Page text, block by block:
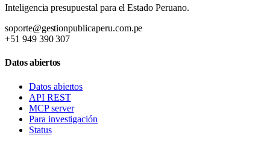
Inteligencia presupuestal para el Estado Peruano.
soporte@gestionpublicaperu.com.pe
+51 949 390 307
Datos abiertos
Datos abiertos
API REST
MCP server
Para investigación
Status